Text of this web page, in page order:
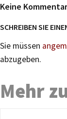
Keine
SCHREIBEN SIE
Sie müssen
abzugeben.
Mehr